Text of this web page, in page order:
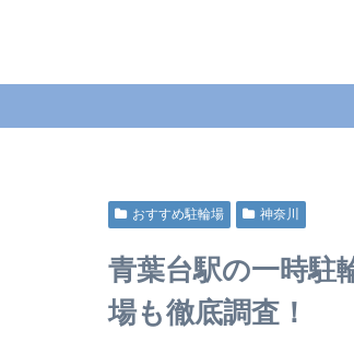
おすすめ駐輪場 神奈川
青葉台駅の一時駐
場も徹底調査！